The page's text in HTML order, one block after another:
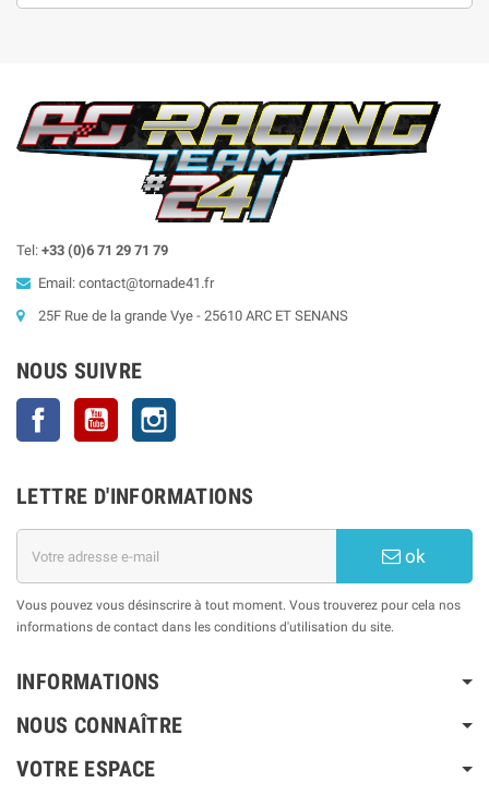
Tel: +33 (0)6 71 29 71 79
Email: contact@tornade41.fr
25F Rue de la grande Vye - 25610 ARC ET SENANS
NOUS SUIVRE
Facebook YouTube
LETTRE D'INFORMATIONS
ok
Vous pouvez vous désinscrire à tout moment. Vous trouverez pour cela nos
informations de contact dans les conditions d'utilisation du site.
INFORMATIONS
NOUS CONNAÎTRE
VOTRE ESPACE